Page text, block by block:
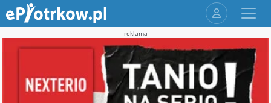
reklama